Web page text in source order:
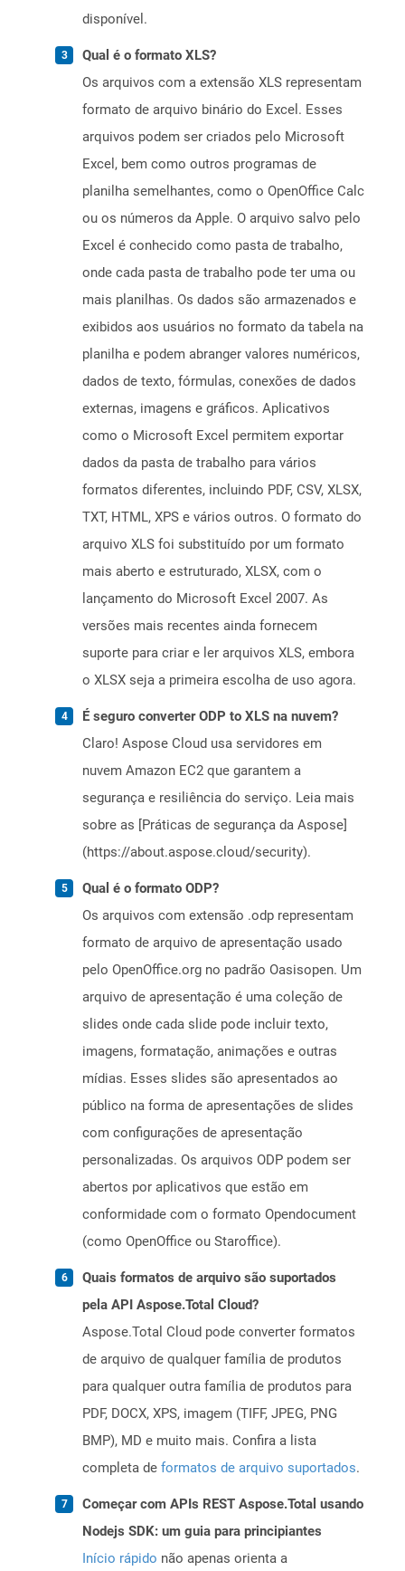
disponível.
Qual é o formato XLS?
Os arquivos com a extensão XLS representam
formato de arquivo binário do Excel. Esses
arquivos podem ser criados pelo Microsoft
Excel, bem como outros programas de
planilha semelhantes, como o OpenOffice Calc
ou os números da Apple. O arquivo salvo pelo
Excel é conhecido como pasta de trabalho,
onde cada pasta de trabalho pode ter uma ou
mais planilhas. Os dados são armazenados e
exibidos aos usuários no formato da tabela na
planilha e podem abranger valores numéricos,
dados de texto, fórmulas, conexões de dados
externas, imagens e gráficos. Aplicativos
como o Microsoft Excel permitem exportar
dados da pasta de trabalho para vários
formatos diferentes, incluindo PDF, CSV, XLSX,
TXT, HTML, XPS e vários outros. O formato do
arquivo XLS foi substituído por um formato
mais aberto e estruturado, XLSX, com o
lançamento do Microsoft Excel 2007. As
versões mais recentes ainda fornecem
suporte para criar e ler arquivos XLS, embora
o XLSX seja a primeira escolha de uso agora.
É seguro converter ODP to XLS na nuvem?
Claro! Aspose Cloud usa servidores em
nuvem Amazon EC2 que garantem a
segurança e resiliência do serviço. Leia mais
sobre as [Práticas de segurança da Aspose]
(https://about.aspose.cloud/security).
Qual é o formato ODP?
Os arquivos com extensão .odp representam
formato de arquivo de apresentação usado
pelo OpenOffice.org no padrão Oasisopen. Um
arquivo de apresentação é uma coleção de
slides onde cada slide pode incluir texto,
imagens, formatação, animações e outras
mídias. Esses slides são apresentados ao
público na forma de apresentações de slides
com configurações de apresentação
personalizadas. Os arquivos ODP podem ser
abertos por aplicativos que estão em
conformidade com o formato Opendocument
(como OpenOffice ou Staroffice).
Quais formatos de arquivo são suportados
pela API Aspose.Total Cloud?
Aspose.Total Cloud pode converter formatos
de arquivo de qualquer família de produtos
para qualquer outra família de produtos para
PDF, DOCX, XPS, imagem (TIFF, JPEG, PNG
BMP), MD e muito mais. Confira a lista
completa de formatos de arquivo suportados.
Começar com APIs REST Aspose.Total usando
Nodejs SDK: um guia para principiantes
Início rápido não apenas orienta a